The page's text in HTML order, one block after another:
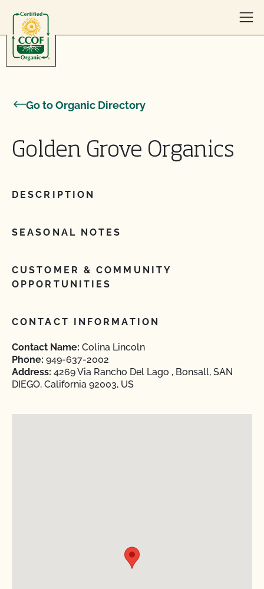
Go to Organic Directory
Golden Grove Organics
DESCRIPTION
SEASONAL NOTES
CUSTOMER & COMMUNITY
OPPORTUNITIES
CONTACT INFORMATION
Contact Name: Colina Lincoln
Phone: 949-637-2002
Address: 4269 Via Rancho Del Lago , Bonsall, SAN
DIEGO, California 92003, US